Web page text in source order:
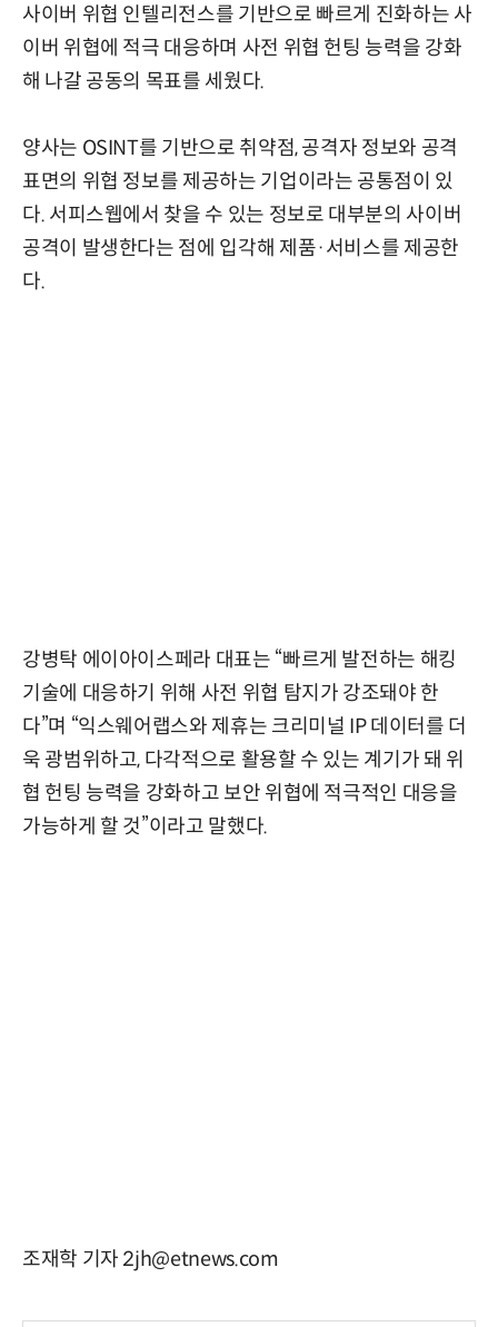
사이버 위협 인텔리전스를 기반으로 빠르게 진화하는 사
이버 위협에 적극 대응하며 사전 위협 헌팅 능력을 강화
해 나갈 공동의 목표를 세웠다.
양사는 OSINT를 기반으로 취약점, 공격자 정보와 공격
표면의 위협 정보를 제공하는 기업이라는 공통점이 있
다. 서피스웹에서 찾을 수 있는 정보로 대부분의 사이버
공격이 발생한다는 점에 입각해 제품·서비스를 제공한
다.
강병탁 에이아이스페라 대표는 “빠르게 발전하는 해킹
기술에 대응하기 위해 사전 위협 탐지가 강조돼야 한
다”며 “익스웨어랩스와 제휴는 크리미널 IP 데이터를 더
욱 광범위하고, 다각적으로 활용할 수 있는 계기가 돼 위
협 헌팅 능력을 강화하고 보안 위협에 적극적인 대응을
가능하게 할 것”이라고 말했다.
조재학 기자 2jh@etnews.com